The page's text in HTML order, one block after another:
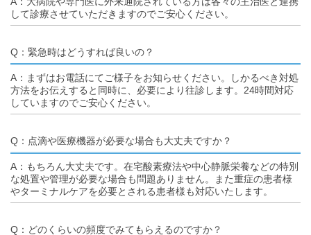
して診療させていただきますのでご安心ください。
Q：緊急時はどうすれば良いの？
A：まずはお電話にてご様子をお知らせください。しかるべき対処
方法をお伝えすると同時に、必要により往診します。24時間対応
していますのでご安心ください。
Q：点滴や医療機器が必要な場合も大丈夫ですか？
A：もちろん大丈夫です。在宅酸素療法や中心静脈栄養などの特別
な処置や管理が必要な場合も問題ありません。また重症の患者様
やターミナルケアを必要とされる患者様も対応いたします。
Q：どのくらいの頻度でみてもらえるのですか？